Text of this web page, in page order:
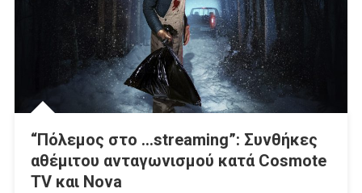
“Πόλεμος στο …streaming”: Συνθήκες
αθέμιτου ανταγωνισμού κατά Cosmote
TV και Nova